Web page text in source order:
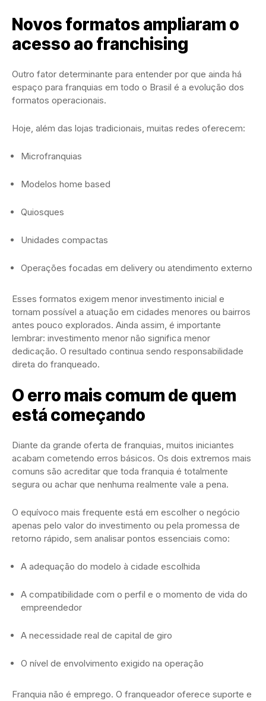
Novos formatos ampliaram o
acesso ao franchising
Outro fator determinante para entender por que ainda há
espaço para franquias em todo o Brasil é a evolução dos
formatos operacionais.
Hoje, além das lojas tradicionais, muitas redes oferecem:
Microfranquias
Modelos home based
Quiosques
Unidades compactas
Operações focadas em delivery ou atendimento externo
Esses formatos exigem menor investimento inicial e
tornam possível a atuação em cidades menores ou bairros
antes pouco explorados. Ainda assim, é importante
lembrar: investimento menor não significa menor
dedicação. O resultado continua sendo responsabilidade
direta do franqueado.
O erro mais comum de quem
está começando
Diante da grande oferta de franquias, muitos iniciantes
acabam cometendo erros básicos. Os dois extremos mais
comuns são acreditar que toda franquia é totalmente
segura ou achar que nenhuma realmente vale a pena.
O equívoco mais frequente está em escolher o negócio
apenas pelo valor do investimento ou pela promessa de
retorno rápido, sem analisar pontos essenciais como:
A adequação do modelo à cidade escolhida
A compatibilidade com o perfil e o momento de vida do
empreendedor
A necessidade real de capital de giro
O nível de envolvimento exigido na operação
Franquia não é emprego. O franqueador oferece suporte e